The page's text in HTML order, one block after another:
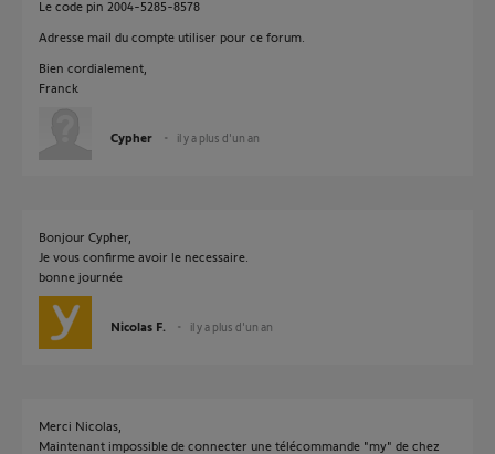
Le code pin 2004-5285-8578
Adresse mail du compte utiliser pour ce forum.
Bien cordialement,
Franck
Cypher il y a plus d'un an
Bonjour Cypher,
Je vous confirme avoir le necessaire.
bonne journée
Nicolas F. il y a plus d'un an
Merci Nicolas,
Maintenant impossible de connecter une télécommande "my" de chez